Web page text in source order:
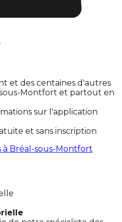
et des centaines d'autres
Montfort et partout en
sur l'application
et sans inscription
à Bréal-sous-Montfort